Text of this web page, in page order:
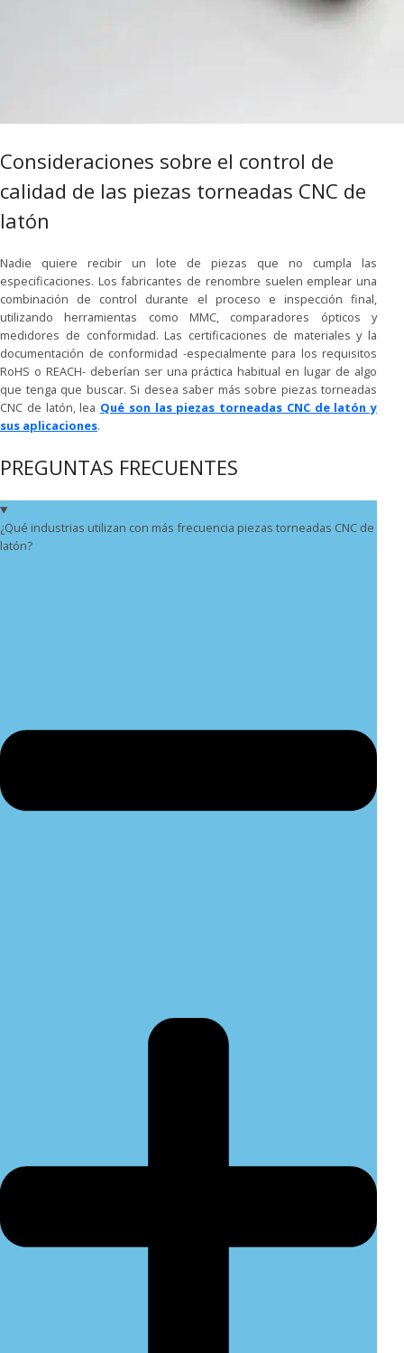
Consideraciones sobre el control de
calidad de las piezas torneadas CNC de
latón
Nadie quiere recibir un lote de piezas que no cumpla las
especificaciones. Los fabricantes de renombre suelen emplear una
combinación de control durante el proceso e inspección final,
utilizando herramientas como MMC, comparadores ópticos y
medidores de conformidad. Las certificaciones de materiales y la
documentación de conformidad -especialmente para los requisitos
RoHS o REACH- deberían ser una práctica habitual en lugar de algo
que tenga que buscar. Si desea saber más sobre piezas torneadas
CNC de latón, lea Qué son las piezas torneadas CNC de latón y
sus aplicaciones.
PREGUNTAS FRECUENTES
¿Qué industrias utilizan con más frecuencia piezas torneadas CNC de
latón?